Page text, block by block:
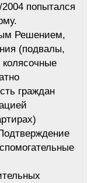
попытался
Решением,
(подвалы,
колясочные
граждан